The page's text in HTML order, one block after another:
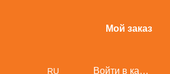
Мой заказ
RU Войти в кабинет